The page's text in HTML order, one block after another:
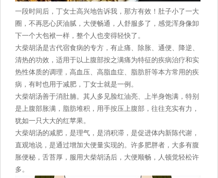
一段时间后，丁女士高兴地告诉我，那方有效！肚子小了一大
圈，不再恶心厌油腻，大便畅通，人舒服多了，感觉浑身像卸
下一个大包袱一样，整个人也变得轻快了。
大柴胡汤是古代宿食病的专方，有止痛、除胀、通便、降逆、
清热的功效，适用于以上腹部按之满痛为特征的疾病治疗和实
热性体质的调理，高血压、高脂血症、脂肪肝等本方常用的疾
病，有时也用于减肥，丁女士就是一例。
大柴胡汤善于消肚腩。其人多见脸红油亮、上半身饱满，特别
是上腹部胀满，脂肪堆积，用手按压上腹部，往往充实有力，
犹如一只大大的红苹果。
大柴胡汤的减肥，是理气，是消积滞，是促进体内新陈代谢，
直观地说，是通过增加大便量实现的。许多肥胖者，大多有腹
胀便秘，舌苔厚，服用大柴胡汤后，大便顺畅，人顿觉轻松许
多。